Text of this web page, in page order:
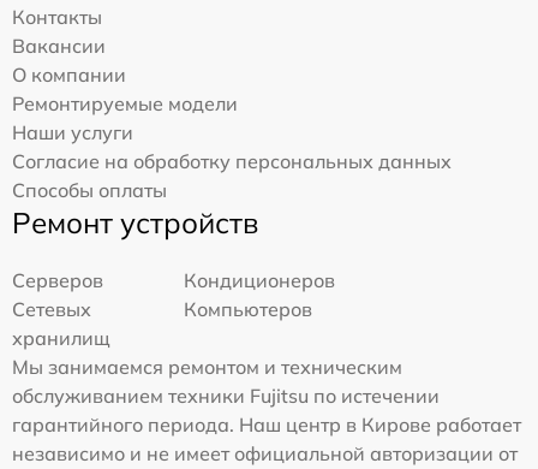
Контакты
Вакансии
О компании
Ремонтируемые модели
Наши услуги
Согласие на обработку персональных данных
Способы оплаты
Ремонт устройств
Серверов
Кондиционеров
Сетевых
хранилищ
Компьютеров
Мы занимаемся ремонтом и техническим
обслуживанием техники Fujitsu по истечении
гарантийного периода. Наш центр в Кирове работает
независимо и не имеет официальной авторизации от